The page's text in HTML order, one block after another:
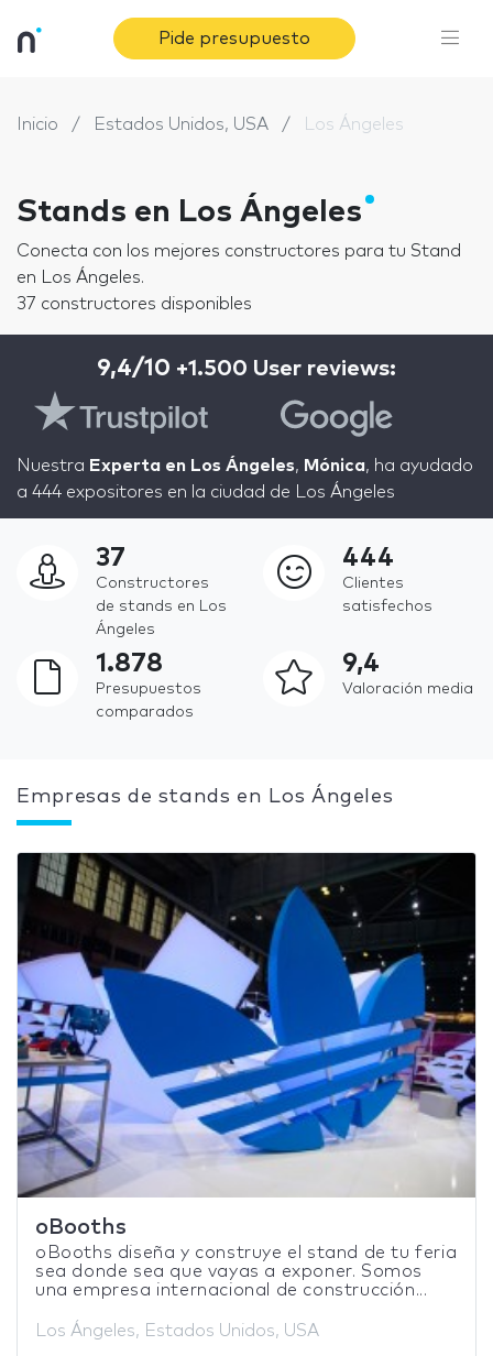
Pide presupuesto
Inicio Estados Unidos, USA Los Ángeles
Stands en Los Ángeles
Conecta con los mejores constructores para tu Stand
en Los Ángeles.
37 constructores disponibles
9,4/10 +1.500 User reviews:
Nuestra Experta en Los Ángeles, Mónica, ha ayudado
a 444 expositores en la ciudad de Los Ángeles
37
Constructores
de stands en Los
Ángeles
444
Clientes
satisfechos
1.878
Presupuestos
comparados
9,4
Valoración media
Empresas de stands en Los Ángeles
oBooths
oBooths diseña y construye el stand de tu feria
sea donde sea que vayas a exponer. Somos
una empresa internacional de construcción...
Los Ángeles, Estados Unidos, USA